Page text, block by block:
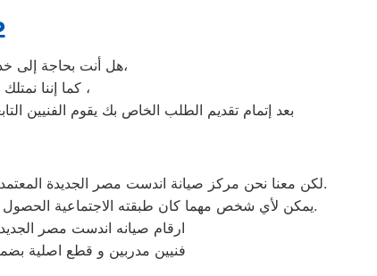
هل أنت بحاجة إلى خدمة صيانة غسالات اطباق اندست مصر الجديدة لديك؟ نحن نمنحك خدمة الصيانة الفورية التي ترغب بها،
كما إننا نمتلك خبرة أكثر من 10 سنوات في خدمات إصلاحات كافة أنواع غسالات الأطباق اندست مصر الجديدة ،
بعد إتمام تقديم الطلب الخاص بك يقوم الفنيين
لكن معنا نحن مركز صيانة اندست مصر الجديدة المعتمد يمكنكم الحصول علي خدمات الصيانة للاجهزة المنزلية اندست بقطع غيار أصلية وبشهادة ضمان معتمدة من مركز صيانة اندست المعتمد.
يمكن لأي شخص مهما كان طبقته الاجتماعية الحصول علي كافة الخدمات وأعمال التصليح التي يُقدمها توكيل ميكروويف اندست المُدعمة بباقات من الخصومات والعروض التي ليس لها مثيل.
ارقام صيانه اندست مصر
فنيين مدربين و قطع اصلية